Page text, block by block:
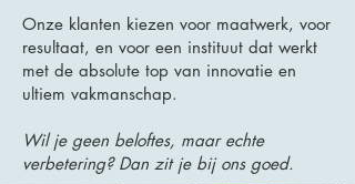
Onze klanten kiezen voor maatwerk, voor
resultaat, en voor een instituut dat werkt
met de absolute top van innovatie en
ultiem vakmanschap.
Wil je geen beloftes, maar echte
verbetering? Dan zit je bij ons goed.